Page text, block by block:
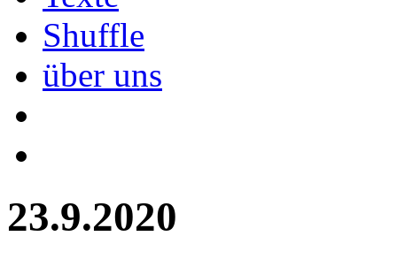
Shuffle
über uns
23.9.2020